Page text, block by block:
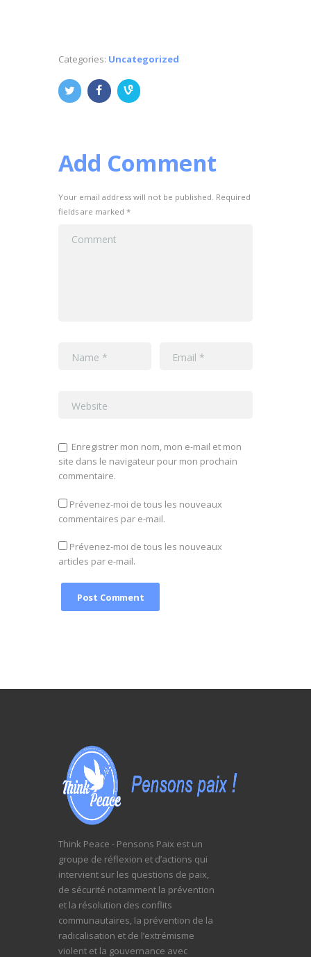
Categories: Uncategorized
Add Comment
Your email address will not be published. Required
fields are marked *
Enregistrer mon nom, mon e-mail et mon
site dans le navigateur pour mon prochain
commentaire.
Prévenez-moi de tous les nouveaux
commentaires par e-mail.
Prévenez-moi de tous les nouveaux
articles par e-mail.
Think Peace - Pensons Paix est un
groupe de réflexion et d’actions qui
intervient sur les questions de paix,
de sécurité notamment la prévention
et la résolution des conflits
communautaires, la prévention de la
radicalisation et de l’extrémisme
violent et la gouvernance avec